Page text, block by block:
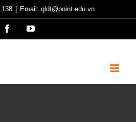
Email: qldt@point.edu.vn
FacebookYouTube